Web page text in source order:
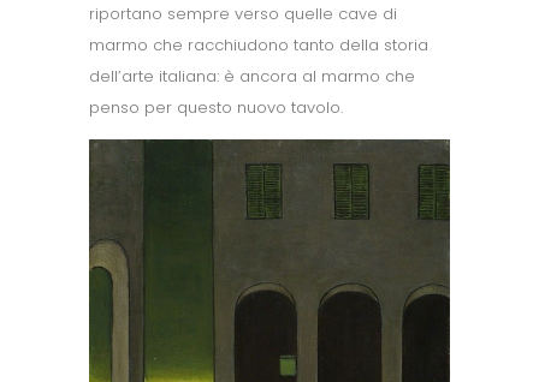
riportano sempre verso quelle cave di
marmo che racchiudono tanto della storia
dell’arte italiana: è ancora al marmo che
penso per questo nuovo tavolo.